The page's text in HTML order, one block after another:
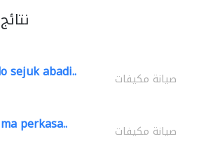
sejuk abadi.. صيانة مكيفات
perkasa.. صيانة مكيفات